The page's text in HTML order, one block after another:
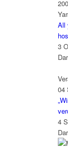
All
3
04
4